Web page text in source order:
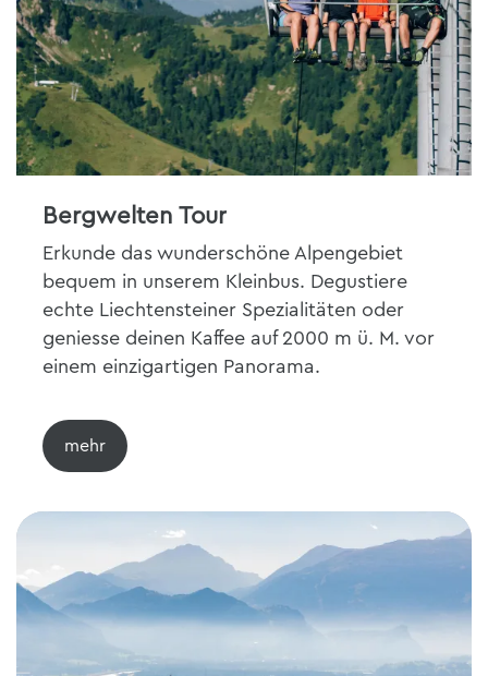
Bergwelten Tour
Erkunde das wunderschöne Alpengebiet
bequem in unserem Kleinbus. Degustiere
echte Liechtensteiner Spezialitäten oder
geniesse deinen Kaffee auf 2000 m ü. M. vor
einem einzigartigen Panorama.